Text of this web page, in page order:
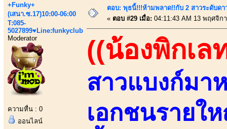
+Funky+
(เสนา.ซ.17)10:00-06:00
T:085-
5027899♥Line:funkyclub
Moderator
ความหื่น : 0
ออนไลน์
ตอบ: พุธนี้!!!ห้ามพลาด!!กับ 2 สาวระดับดา
« ตอบ #29 เมื่อ: 04:11:43 AM 13 พฤศจิก
((น้องพิกเล
สาวแบงก์มา
เอกชนรายใ